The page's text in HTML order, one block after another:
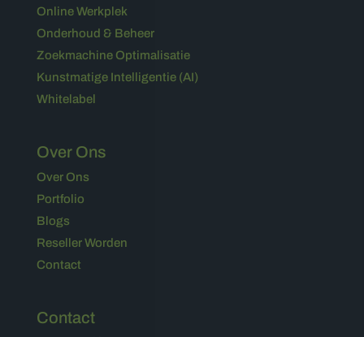
Online Werkplek
Onderhoud & Beheer
Zoekmachine Optimalisatie
Kunstmatige Intelligentie (AI)
Whitelabel
Over Ons
Over Ons
Portfolio
Blogs
Reseller Worden
Contact
Contact